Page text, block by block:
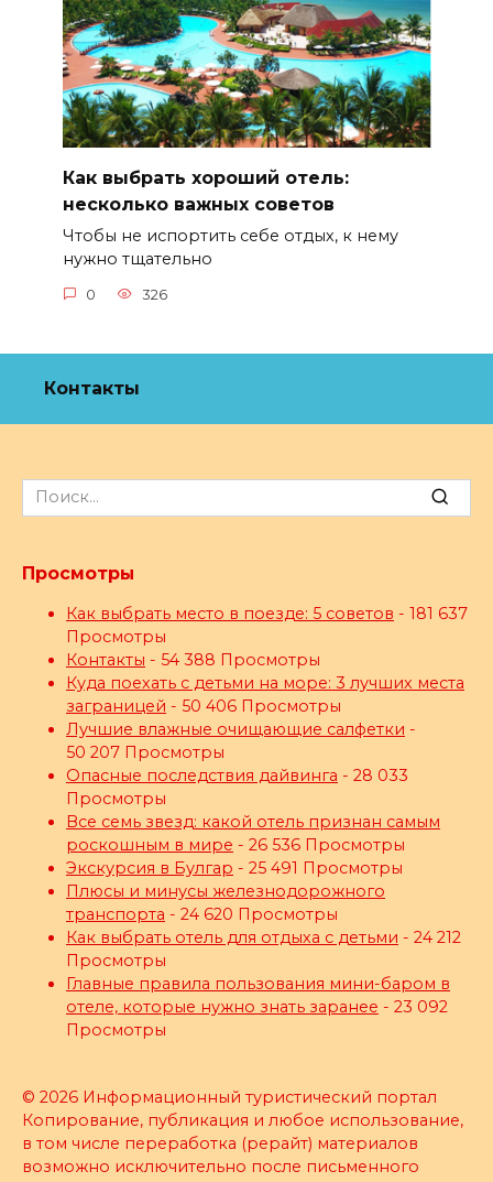
Как выбрать хороший отель:
несколько важных советов
Чтобы не испортить себе отдых, к нему
нужно тщательно
0 326
Контакты
Search
for:
Просмотры
Как выбрать место в поезде: 5 советов - 181 637
Просмотры
Контакты - 54 388 Просмотры
Куда поехать с детьми на море: 3 лучших места
заграницей - 50 406 Просмотры
Лучшие влажные очищающие салфетки -
50 207 Просмотры
Опасные последствия дайвинга - 28 033
Просмотры
Все семь звезд: какой отель признан самым
роскошным в мире - 26 536 Просмотры
Экскурсия в Булгар - 25 491 Просмотры
Плюсы и минусы железнодорожного
транспорта - 24 620 Просмотры
Как выбрать отель для отдыха с детьми - 24 212
Просмотры
Главные правила пользования мини-баром в
отеле, которые нужно знать заранее - 23 092
Просмотры
© 2026 Информационный туристический портал
Копирование, публикация и любое использование,
в том числе переработка (рерайт) материалов
возможно исключительно после письменного